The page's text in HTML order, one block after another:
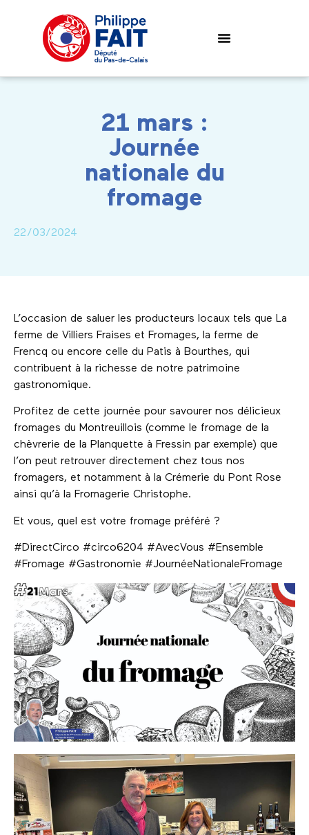
21 mars :
Journée
nationale du
fromage
22/03/2024
L’occasion de saluer les producteurs locaux tels que La
ferme de Villiers Fraises et Fromages, la ferme de
Frencq ou encore celle du Patis à Bourthes, qui
contribuent à la richesse de notre patrimoine
gastronomique.
Profitez de cette journée pour savourer nos délicieux
fromages du Montreuillois (comme le fromage de la
chèvrerie de la Planquette à Fressin par exemple) que
l’on peut retrouver directement chez tous nos
fromagers, et notamment à la Crémerie du Pont Rose
ainsi qu’à la Fromagerie Christophe.
Et vous, quel est votre fromage préféré ?
#DirectCirco #circo6204 #AvecVous #Ensemble
#Fromage #Gastronomie #JournéeNationaleFromage